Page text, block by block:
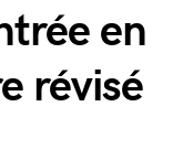
en
révisé